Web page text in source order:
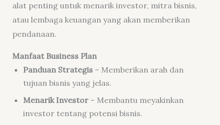
alat penting untuk menarik investor, mitra bisnis,
atau lembaga keuangan yang akan memberikan
pendanaan.
Manfaat Business Plan
Panduan Strategis– Memberikan arah dan
tujuan bisnis yang jelas.
Menarik Investor– Membantu meyakinkan
investor tentang potensi bisnis.